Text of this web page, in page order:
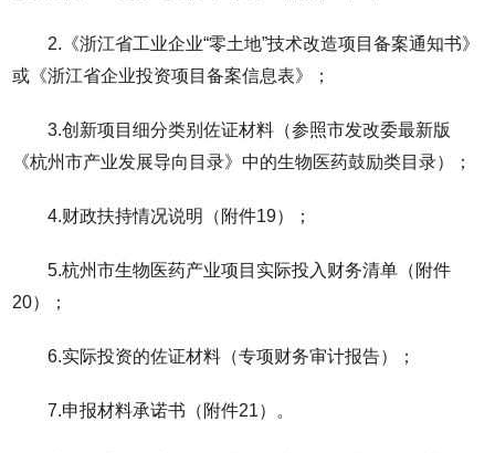
2.《浙江省工业企业“零土地”技术改造项目备案通知书》
或《浙江省企业投资项目备案信息表》；
3.创新项目细分类别佐证材料（参照市发改委最新版
《杭州市产业发展导向目录》中的生物医药鼓励类目录）；
4.财政扶持情况说明（附件19）；
5.杭州市生物医药产业项目实际投入财务清单（附件
20）；
6.实际投资的佐证材料（专项财务审计报告）；
7.申报材料承诺书（附件21）。